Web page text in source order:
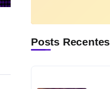
Posts Recentes